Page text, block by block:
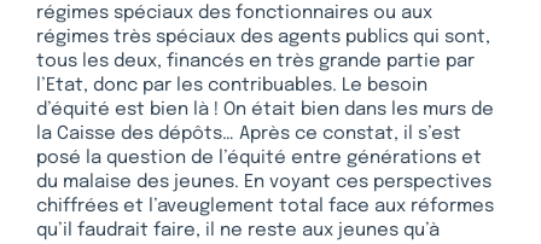
régimes spéciaux des fonctionnaires ou aux
régimes très spéciaux des agents publics qui sont,
tous les deux, financés en très grande partie par
l’Etat, donc par les contribuables. Le besoin
d’équité est bien là ! On était bien dans les murs de
la Caisse des dépôts… Après ce constat, il s’est
posé la question de l’équité entre générations et
du malaise des jeunes. En voyant ces perspectives
chiffrées et l’aveuglement total face aux réformes
qu’il faudrait faire, il ne reste aux jeunes qu’à